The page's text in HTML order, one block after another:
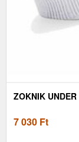
ZOKNIK
7 030 Ft